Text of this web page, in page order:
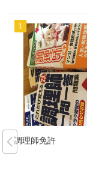
調理師免許